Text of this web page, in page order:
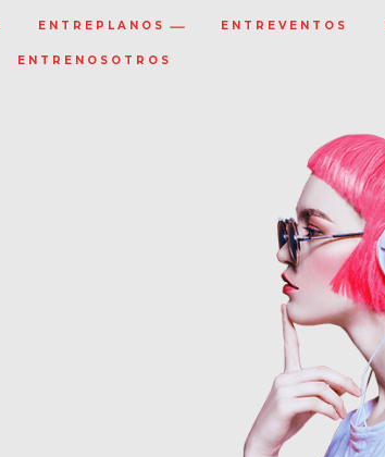
ENTREPLANOS ENTREVENTOS
ENTRENOSOTROS